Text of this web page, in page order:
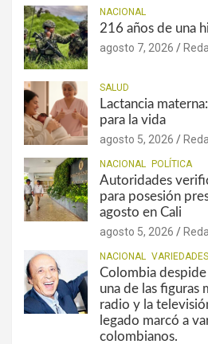
NACIONAL
216 años de una
agosto 7, 2026
SALUD
Lactancia
para la vida
agosto 5, 2026
NACIONAL POLÍTICA
Autoridades
para posesión
agosto en Cali
agosto 5, 2026
NACIONAL VARIEDADES
Colombia
una de las figuras
radio y la
legado marcó a
colombianos.